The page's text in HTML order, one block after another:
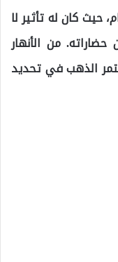
حيث كان له تأثير لا
من الأنهار
الذهب في تحديد